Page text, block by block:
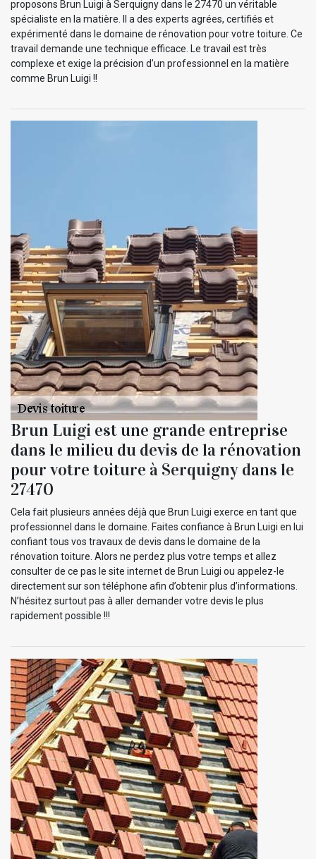
proposons Brun Luigi à Serquigny dans le 27470 un véritable
spécialiste en la matière. Il a des experts agrées, certifiés et
expérimenté dans le domaine de rénovation pour votre toiture. Ce
travail demande une technique efficace. Le travail est très
complexe et exige la précision d’un professionnel en la matière
comme Brun Luigi !!
Brun Luigi est une grande entreprise
dans le milieu du devis de la rénovation
pour votre toiture à Serquigny dans le
27470
Cela fait plusieurs années déjà que Brun Luigi exerce en tant que
professionnel dans le domaine. Faites confiance à Brun Luigi en lui
confiant tous vos travaux de devis dans le domaine de la
rénovation toiture. Alors ne perdez plus votre temps et allez
consulter de ce pas le site internet de Brun Luigi ou appelez-le
directement sur son téléphone afin d’obtenir plus d’informations.
N’hésitez surtout pas à aller demander votre devis le plus
rapidement possible !!!